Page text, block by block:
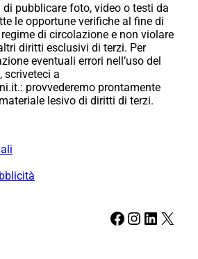
pubblicare foto, video o testi da
le opportune verifiche al fine di
di circolazione e non violare
diritti esclusivi di terzi. Per
eventuali errori nell’uso del
scriveteci a
provvederemo prontamente
lesivo di diritti di terzi.
Facebook Instagram LinkedIn X